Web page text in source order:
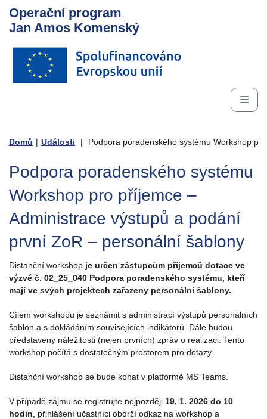
Operační program
Jan Amos Komenský
Domů | Události | Podpora poradenského systému Workshop
Podpora poradenského systému
Workshop pro příjemce –
Administrace výstupů a podání
první ZoR – personální šablony
Distanční workshop je určen zástupcům příjemců dotace ve
výzvě č. 02_25_040 Podpora poradenského systému, kteří
mají ve svých projektech zařazeny personální šablony.
Cílem workshopu je seznámit s administrací výstupů personálních
šablon a s dokládáním souvisejících indikátorů. Dále budou
představeny náležitosti (nejen prvních) zpráv o realizaci. Tento
workshop počítá s dostatečným prostorem pro dotazy.
Distanční workshop se bude konat v platformě MS Teams.
V případě zájmu se registrujte nejpozději 19. 1. 2026 do 10
hodin , přihlášení účastníci obdrží odkaz na workshop a